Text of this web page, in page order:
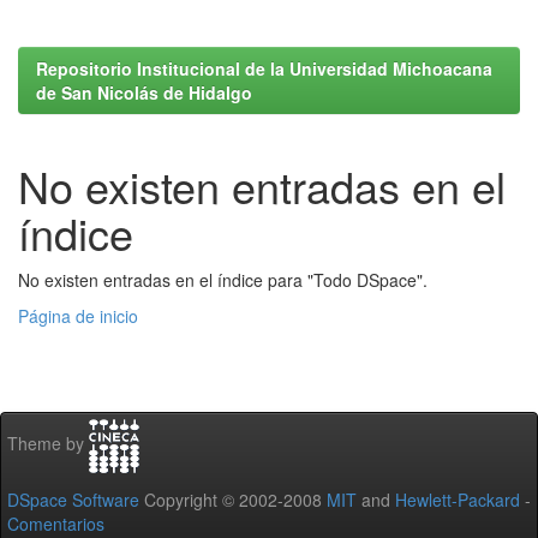
Repositorio Institucional de la Universidad Michoacana
de San Nicolás de Hidalgo
No existen entradas en el
índice
No existen entradas en el índice para "Todo DSpace".
Página de inicio
Theme by
DSpace Software Copyright © 2002-2008 MIT and Hewlett-Packard -
Comentarios